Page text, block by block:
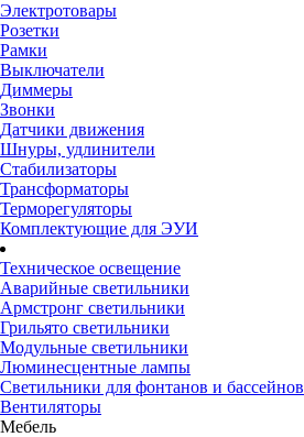
Электротовары
Розетки
Рамки
Выключатели
Диммеры
Звонки
Датчики движения
Шнуры, удлинители
Стабилизаторы
Трансформаторы
Терморегуляторы
Комплектующие для ЭУИ
Техническое освещение
Аварийные светильники
Армстронг светильники
Грильято светильники
Модульные светильники
Люминесцентные лампы
Светильники для фонтанов и бассейнов
Вентиляторы
Мебель